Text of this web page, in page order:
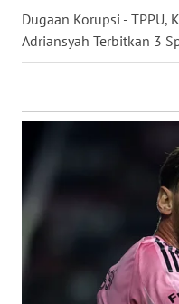
Dugaan Korupsi - TPPU,
Adriansyah Terbitkan 3
WN
DANAU
TOBA
WN
NIAS